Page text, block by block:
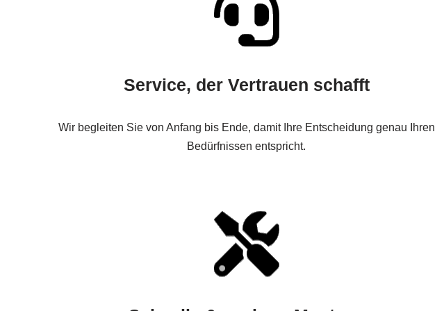
Service, der Vertrauen schafft
Wir begleiten Sie von Anfang bis Ende, damit Ihre Entscheidung genau Ihren
Bedürfnissen entspricht.